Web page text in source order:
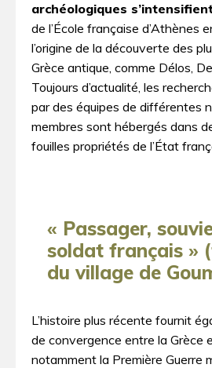
archéologiques
de l’École française d’Athènes
l’origine de la découverte des
Grèce antique, comme Délos,
Toujours d’actualité, les
par des équipes de différentes
membres sont hébergés dans
fouilles propriétés de l’État
« Passager,
soldat français »
du village de
L’histoire plus récente fournit
de convergence entre la Grèce
notamment la Première Guerre